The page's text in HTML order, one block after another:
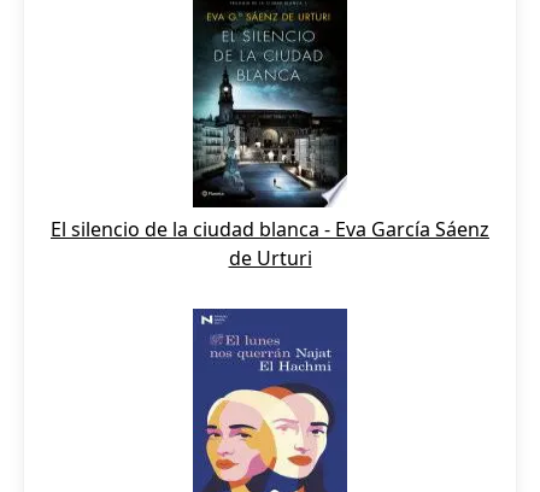
El silencio de la ciudad blanca - Eva García Sáenz
de Urturi